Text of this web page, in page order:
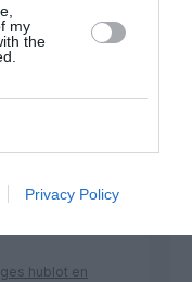
my
the
Privacy Policy
ouvre un pont
hublot en